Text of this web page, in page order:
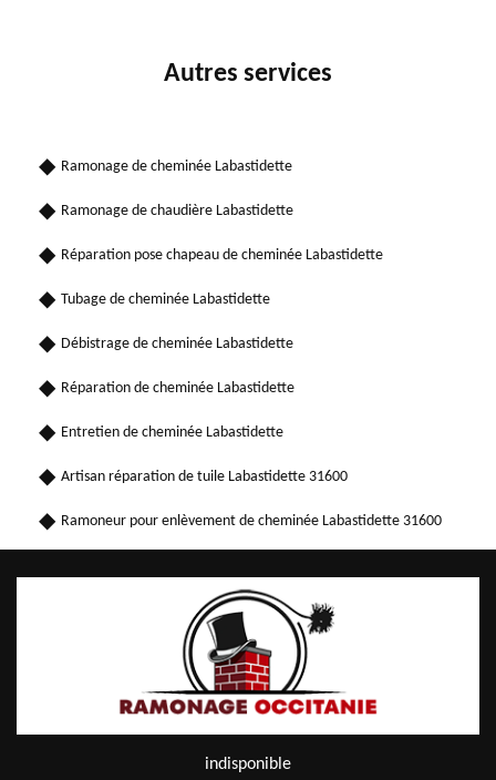
Autres services
Ramonage de cheminée Labastidette
Ramonage de chaudière Labastidette
Réparation pose chapeau de cheminée Labastidette
Tubage de cheminée Labastidette
Débistrage de cheminée Labastidette
Réparation de cheminée Labastidette
Entretien de cheminée Labastidette
Artisan réparation de tuile Labastidette 31600
Ramoneur pour enlèvement de cheminée Labastidette 31600
indisponible